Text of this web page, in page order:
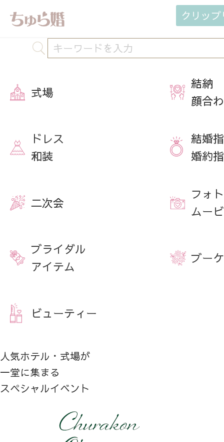
クリッ
式場
結納
顔合
ドレス
和装
結婚
婚約
二次会
フォト
ムー
ブライダル
アイテム
ブーケ
ビューティー
人気ホテル・式場が
一堂に集まる
スペシャルイベント